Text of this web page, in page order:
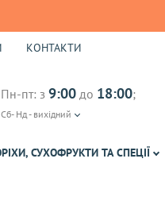
КОНТАКТИ
Пн-пт: з 9:00 до 18:00;
Сб- Нд - вихідний
СУХОФРУКТИ ТА СПЕЦІЇ